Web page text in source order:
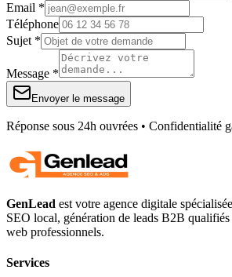
Email *
Téléphone
Sujet *
Message *
Envoyer le message
Réponse sous 24h ouvrées • Confidentialité
GenLead est votre agence digitale
SEO local, génération de leads B2B qualifiés
web professionnels.
Services